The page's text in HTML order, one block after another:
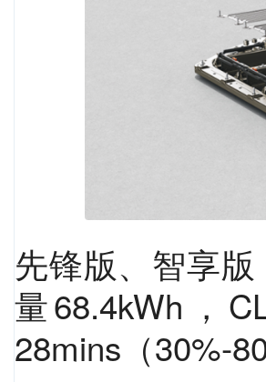
先锋版、智享
量68.4kWh，
28mins（30%-